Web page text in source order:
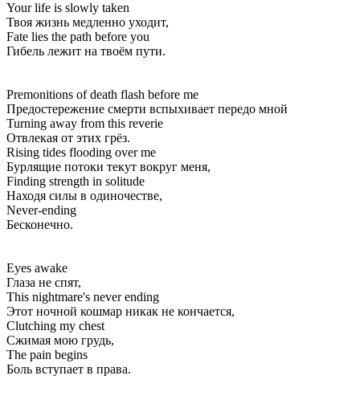
Your life is slowly taken
Твоя жизнь медленно уходит,
Fate lies the path before you
Гибель лежит на твоём пути.
Premonitions of death flash before me
Предостережение смерти вспыхивает передо мной
Turning away from this reverie
Отвлекая от этих грёз.
Rising tides flooding over me
Бурлящие потоки текут вокруг меня,
Finding strength in solitude
Находя силы в одиночестве,
Never-ending
Бесконечно.
Eyes awake
Глаза не спят,
This nightmare's never ending
Этот ночной кошмар никак не кончается,
Clutching my chest
Сжимая мою грудь,
The pain begins
Боль вступает в права.